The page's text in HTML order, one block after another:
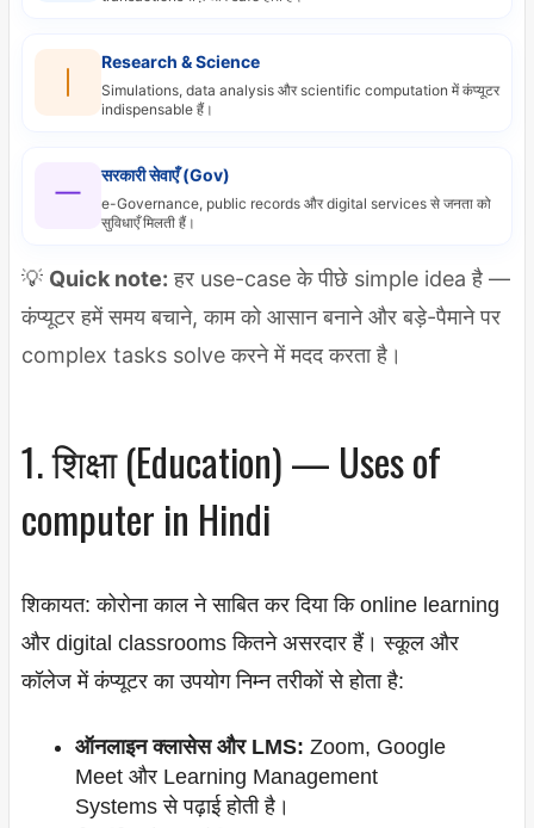
Research & Science
Simulations, data analysis और scientific computation में कंप्यूटर
indispensable हैं।
सरकारी सेवाएँ (Gov)
e-Governance, public records और digital services से जनता को
सुविधाएँ मिलती हैं।
💡 Quick note: हर use-case के पीछे simple idea है —
कंप्यूटर हमें समय बचाने, काम को आसान बनाने और बड़े-पैमाने पर
complex tasks solve करने में मदद करता है।
1. शिक्षा (Education) — Uses of
computer in Hindi
शिकायत: कोरोना काल ने साबित कर दिया कि online learning
और digital classrooms कितने असरदार हैं। स्कूल और
कॉलेज में कंप्यूटर का उपयोग निम्न तरीकों से होता है:
ऑनलाइन क्लासेस और LMS: Zoom, Google
Meet और Learning Management
Systems से पढ़ाई होती है।